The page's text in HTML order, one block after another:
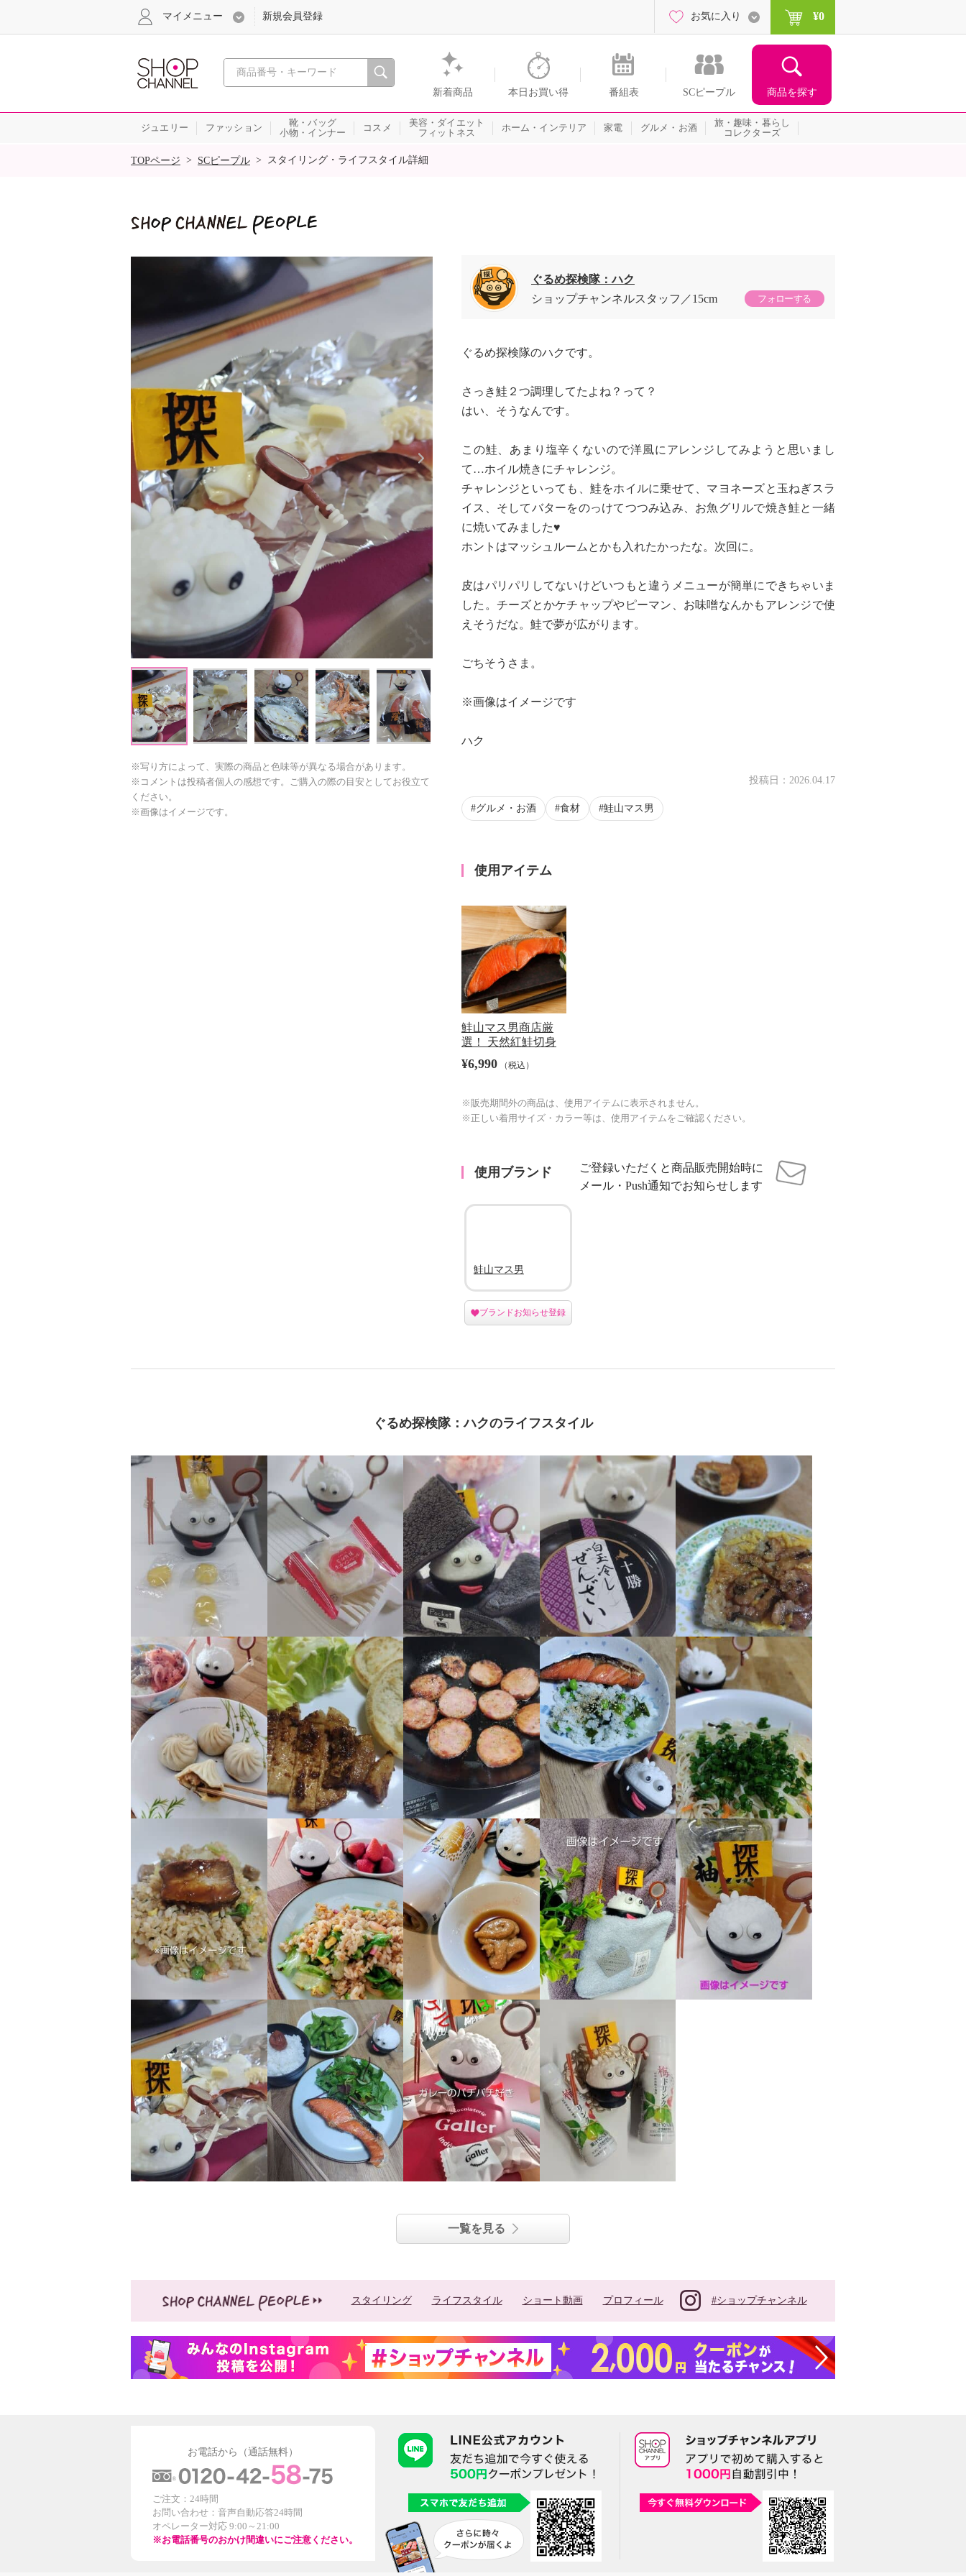
心おどる、瞬間を。通販・テレビショッピングのショップチャンネル
新着商品 本日お買い得 番組表 SCピープル 商品を探す
マイメニュー 新規会員登録 お気に入り ¥0
ジュエリー ファッション
靴・バッグ
小物・インナー
コスメ
美容・ダイエット
フィットネス
ホーム・インテリア 家電 グルメ・お酒
旅・趣味・暮らし
コレクターズ
SALE
TOPページ > SCピープル > スタイリング・ライフスタイル詳細
Next
※写り方によって、実際の商品と色味等が異なる場合があります。
※コメントは投稿者個人の感想です。ご購入の際の目安としてお役立て
ください。
※画像はイメージです。
ぐるめ探検隊：ハク
ショップチャンネルスタッフ
15cm フォローする
ぐるめ探検隊のハクです。
さっき鮭２つ調理してたよね？って？
はい、そうなんです。
この鮭、あまり塩辛くないので洋風にアレンジしてみようと思いまし
て…ホイル焼きにチャレンジ。
チャレンジといっても、鮭をホイルに乗せて、マヨネーズと玉ねぎスラ
イス、そしてバターをのっけてつつみ込み、お魚グリルで焼き鮭と一緒
に焼いてみました♥
ホントはマッシュルームとかも入れたかったな。次回に。
皮はパリパリしてないけどいつもと違うメニューが簡単にできちゃいま
した。チーズとかケチャップやピーマン、お味噌なんかもアレンジで使
えそうだな。鮭で夢が広がります。
ごちそうさま。
※画像はイメージです
ハク
投稿日： 2026.04.17
グルメ・お酒 食材 鮭山マス男
使用アイテム
鮭山マス男商店厳
選！ 天然紅鮭切身
¥6,990 （税込）
※販売期間外の商品は、使用アイテムに表示されません。
※正しい着用サイズ・カラー等は、使用アイテムをご確認ください。
使用ブランド
ご登録いただくと商品販売開始時に
メール・Push通知でお知らせします
鮭山マス男
ブランドお知らせ登録
ぐるめ探検隊：ハクのライフスタイル
一覧を見る
スタイリング ライフスタイル ショート動画 プロフィール #ショップチャンネル
お電話から（通話無料）
ご注文：24時間
お問い合わせ：音声自動応答24時間
オペレーター対応 9:00～21:00
※お電話番号のおかけ間違いにご注意ください。